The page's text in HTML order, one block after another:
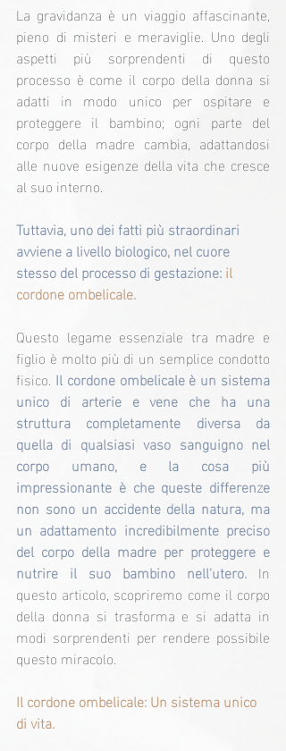
La gravidanza è un viaggio affascinante,
pieno di misteri e meraviglie. Uno degli
aspetti più sorprendenti di questo
processo è come il corpo della donna si
adatti in modo unico per ospitare e
proteggere il bambino; ogni parte del
corpo della madre cambia, adattandosi
alle nuove esigenze della vita che cresce
al suo interno.
Tuttavia, uno dei fatti più straordinari
avviene a livello biologico, nel cuore
stesso del processo di gestazione: il
cordone ombelicale.
Questo legame essenziale tra madre e
figlio è molto più di un semplice condotto
fisico. Il cordone ombelicale è un sistema
unico di arterie e vene che ha una
struttura completamente diversa da
quella di qualsiasi vaso sanguigno nel
corpo umano, e la cosa più
impressionante è che queste differenze
non sono un accidente della natura, ma
un adattamento incredibilmente preciso
del corpo della madre per proteggere e
nutrire il suo bambino nell'utero. In
questo articolo, scopriremo come il corpo
della donna si trasforma e si adatta in
modi sorprendenti per rendere possibile
questo miracolo.
Il cordone ombelicale: Un sistema unico
di vita.